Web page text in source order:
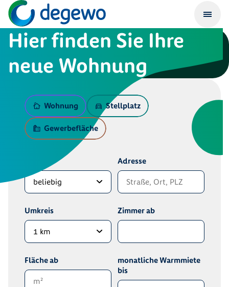
Hier finden Sie Ihre
neue Wohnung
Wohnung Stellplatz
Gewerbefläche
Adresse
Umkreis Zimmer ab
Fläche ab
monatliche Warmmiete
bis